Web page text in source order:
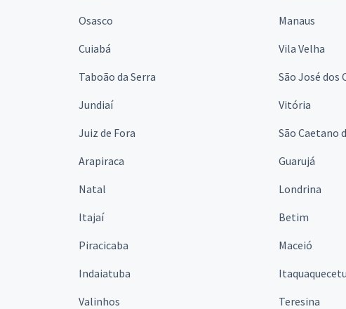
Osasco
Manaus
Cuiabá
Vila Velha
Taboão da Serra
São José dos
Jundiaí
Vitória
Juiz de Fora
São Caetano
Arapiraca
Guarujá
Natal
Londrina
Itajaí
Betim
Piracicaba
Maceió
Indaiatuba
Valinhos
Teresina